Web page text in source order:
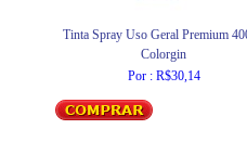
Tinta Spray Uso Geral Premium
Colorgin
Por : R$30,14